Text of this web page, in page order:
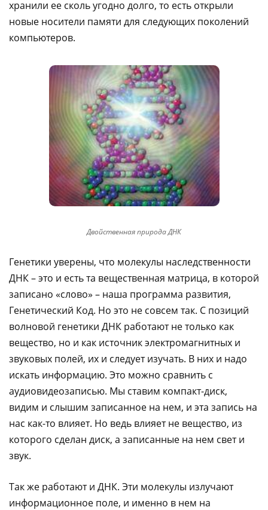
хранили ее сколь угодно долго, то есть открыли
новые носители памяти для следующих поколений
компьютеров.
Двойственная природа ДНК
Генетики уверены, что молекулы наследственности
ДНК – это и есть та вещественная матрица, в которой
записано «слово» – наша программа развития,
Генетический Код. Но это не совсем так. С позиций
волновой генетики ДНК работают не только как
вещество, но и как источник электромагнитных и
звуковых полей, их и следует изучать. В них и надо
искать информацию. Это можно сравнить с
аудиовидеозаписью. Мы ставим компакт-диск,
видим и слышим записанное на нем, и эта запись на
нас как-то влияет. Но ведь влияет не вещество, из
которого сделан диск, а записанные на нем свет и
звук.
Так же работают и ДНК. Эти молекулы излучают
информационное поле, и именно в нем на